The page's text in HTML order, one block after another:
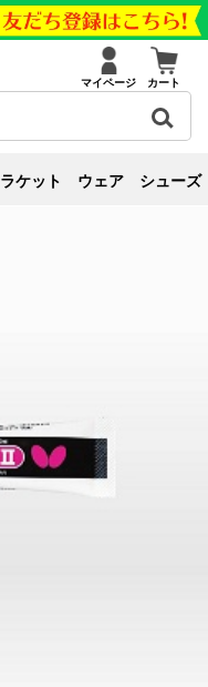
マイページ カート
ラケット ウェア シューズ